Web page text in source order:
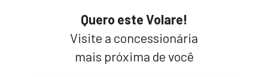
Quero este Volare!
Visite a concessionária
mais próxima de você